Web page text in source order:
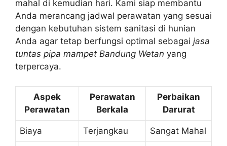
mahal di kemudian hari. Kami siap membantu
Anda merancang jadwal perawatan yang sesuai
dengan kebutuhan sistem sanitasi di hunian
Anda agar tetap berfungsi optimal sebagai jasa
tuntas pipa mampet Bandung Wetan yang
terpercaya.
Aspek
Perawatan
Perawatan
Berkala
Perbaikan
Darurat
Biaya Terjangkau Sangat Mahal